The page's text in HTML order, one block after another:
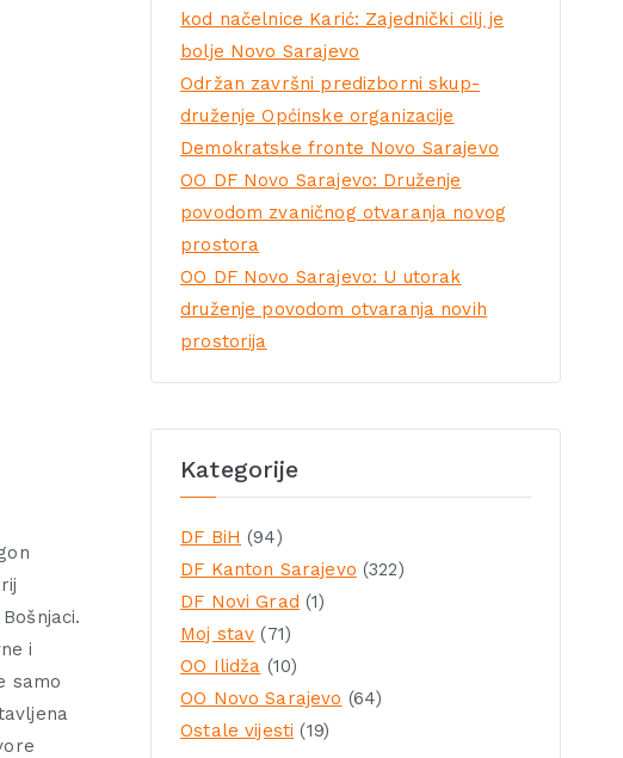
i
samo
kod načelnice Karić: Zajednički cilj je
bolje Novo Sarajevo
Održan završni predizborni skup-
druženje Općinske organizacije
Demokratske fronte Novo Sarajevo
OO DF Novo Sarajevo: Druženje
povodom zvaničnog otvaranja novog
prostora
OO DF Novo Sarajevo: U utorak
druženje povodom otvaranja novih
prostorija
Kategorije
DF BiH (94)
DF Kanton Sarajevo (322)
DF Novi Grad (1)
Moj stav (71)
OO Ilidža (10)
OO Novo Sarajevo (64)
Ostale vijesti (19)